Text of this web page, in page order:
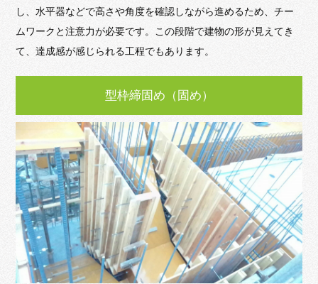
し、水平器などで高さや角度を確認しながら進めるため、チー
ムワークと注意力が必要です。この段階で建物の形が見えてき
て、達成感が感じられる工程でもあります。
型枠締固め（固め）